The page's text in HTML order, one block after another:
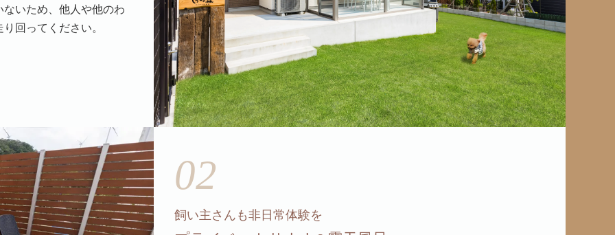
いため、他人や他のわ
回ってください。
02
飼い主さんも非日常体験を